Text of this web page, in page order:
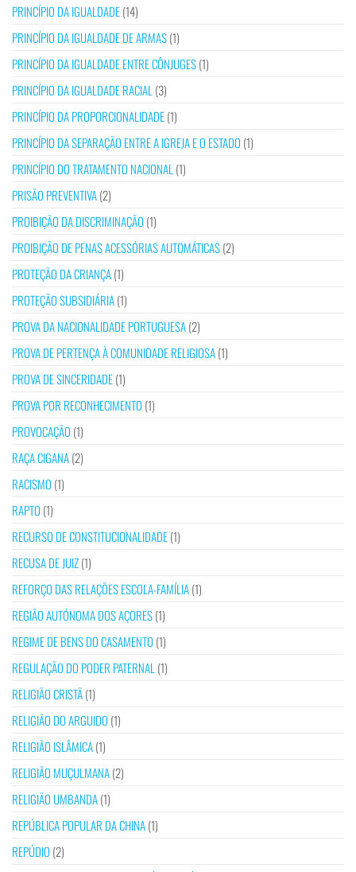
PRINCÍPIO DA IGUALDADE(14)
PRINCÍPIO DA IGUALDADE DE ARMAS(1)
PRINCÍPIO DA IGUALDADE ENTRE CÔNJUGES(1)
PRINCÍPIO DA IGUALDADE RACIAL (3)
PRINCÍPIO DA PROPORCIONALIDADE(1)
PRINCÍPIO DA SEPARAÇÃO ENTRE A IGREJA E O ESTADO (1)
PRINCÍPIO DO TRATAMENTO NACIONAL (1)
PRISÃO PREVENTIVA(2)
PROIBIÇÃO DA DISCRIMINAÇÃO (1)
PROIBIÇÃO DE PENAS ACESSÓRIAS AUTOMÁTICAS(2)
PROTEÇÃO DA CRIANÇA(1)
PROTEÇÃO SUBSIDIÁRIA(1)
PROVA DA NACIONALIDADE PORTUGUESA(2)
PROVA DE PERTENÇA À COMUNIDADE RELIGIOSA(1)
PROVA DE SINCERIDADE(1)
PROVA POR RECONHECIMENTO (1)
PROVOCAÇÃO (1)
RAÇA CIGANA(2)
RACISMO (1)
RAPTO (1)
RECURSO DE CONSTITUCIONALIDADE(1)
RECUSA DE JUIZ(1)
REFORÇO DAS RELAÇÕES ESCOLA-FAMÍLIA(1)
REGIÃO AUTÓNOMA DOS AÇORES(1)
REGIME DE BENS DO CASAMENTO (1)
REGULAÇÃO DO PODER PATERNAL (1)
RELIGIÃO CRISTÃ(1)
RELIGIÃO DO ARGUIDO (1)
RELIGIÃO ISLÂMICA(1)
RELIGIÃO MUÇULMANA(2)
RELIGIÃO UMBANDA(1)
REPÚBLICA POPULAR DA CHINA(1)
REPÚDIO (2)